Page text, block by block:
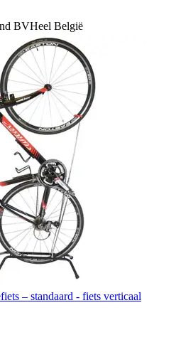
BVHeel België
– standaard - fiets verticaal